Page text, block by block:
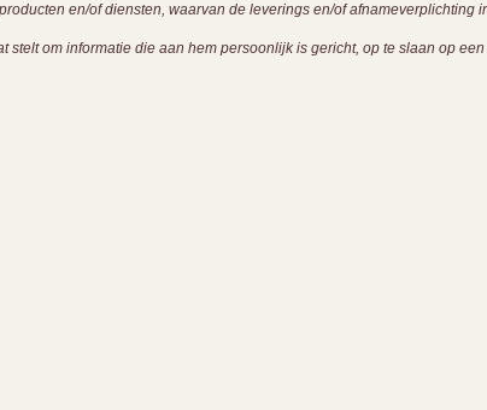
en/of diensten, waarvan de leverings en/of afnameverplichting
om informatie die aan hem persoonlijk is gericht, op te slaan op